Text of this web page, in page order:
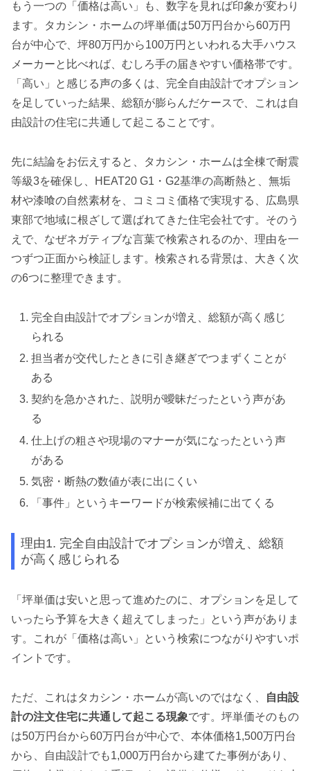
もう一つの「価格は高い」も、数字を見れば印象が変わり
ます。タカシン・ホームの坪単価は50万円台から60万円
台が中心で、坪80万円から100万円といわれる大手ハウス
メーカーと比べれば、むしろ手の届きやすい価格帯です。
「高い」と感じる声の多くは、完全自由設計でオプション
を足していった結果、総額が膨らんだケースで、これは自
由設計の住宅に共通して起こることです。
先に結論をお伝えすると、タカシン・ホームは全棟で耐震
等級3を確保し、HEAT20 G1・G2基準の高断熱と、無垢
材や漆喰の自然素材を、コミコミ価格で実現する、広島県
東部で地域に根ざして選ばれてきた住宅会社です。そのう
えで、なぜネガティブな言葉で検索されるのか、理由を一
つずつ正面から検証します。検索される背景は、大きく次
の6つに整理できます。
完全自由設計でオプションが増え、総額が高く感じ
られる
担当者が交代したときに引き継ぎでつまずくことが
ある
契約を急かされた、説明が曖昧だったという声があ
る
仕上げの粗さや現場のマナーが気になったという声
がある
気密・断熱の数値が表に出にくい
「事件」というキーワードが検索候補に出てくる
理由1. 完全自由設計でオプションが増え、総額
が高く感じられる
「坪単価は安いと思って進めたのに、オプションを足して
いったら予算を大きく超えてしまった」という声がありま
す。これが「価格は高い」という検索につながりやすいポ
イントです。
ただ、これはタカシン・ホームが高いのではなく、
自由設
計の注文住宅に共通して起こる現象です。坪単価そのもの
は50万円台から60万円台が中心で、本体価格1,500万円台
から、自由設計でも1,000万円台から建てた事例があり、